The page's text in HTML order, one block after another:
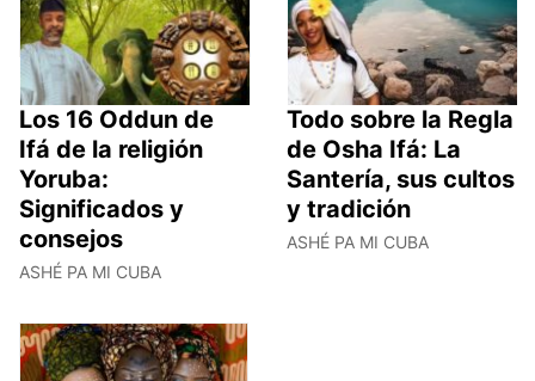
Los 16 Oddun de
Ifá de la religión
Yoruba:
Significados y
consejos
ASHÉ PA MI CUBA
Todo sobre la Regla
de Osha Ifá: La
Santería, sus cultos
y tradición
ASHÉ PA MI CUBA